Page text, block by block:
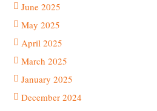
June 2025
May 2025
April 2025
March 2025
January 2025
December 2024